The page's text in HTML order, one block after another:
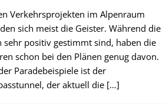
Verkehrsprojekten im Alpenraum
sich meist die Geister. Während die
sehr positiv gestimmt sind, haben die
schon bei den Plänen genug davon.
Paradebeispiele ist der
der aktuell die […]